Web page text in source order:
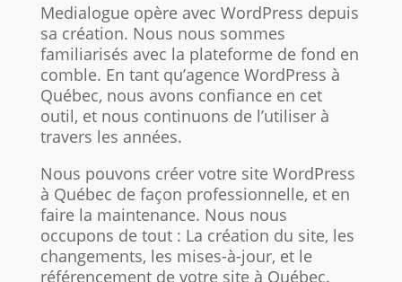
Medialogue opère avec WordPress depuis
sa création. Nous nous sommes
familiarisés avec la plateforme de fond en
comble. En tant qu’agence WordPress à
Québec, nous avons confiance en cet
outil, et nous continuons de l’utiliser à
travers les années.
Nous pouvons créer votre site WordPress
à Québec de façon professionnelle, et en
faire la maintenance. Nous nous
occupons de tout : La création du site, les
changements, les mises-à-jour, et le
référencement de votre site à Québec.